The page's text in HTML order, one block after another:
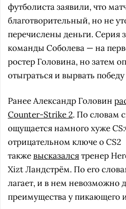
футболиста заявили, что
благотворительный, но не
перечислены деньги. Серия
команды Соболева — на
ростер Головина, но затем
отыграться и вырвать
Ранее Александр Головин
Counter-Strike 2. По словам
ощущается намного хуже
отрицательном ключе о CS2
такжевысказалсятренер
Xizt Ландстрём. По его
лагает, и в нем невозможно
преимущества у пикающего